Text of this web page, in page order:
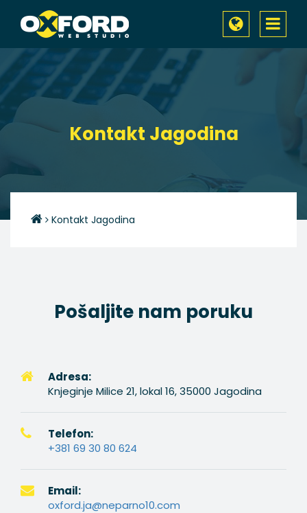
Toggle
Kontakt Jagodina
Kontakt Jagodina
Pošaljite nam poruku
Adresa:
Knjeginje Milice 21, lokal 16, 35000 Jagodina
Telefon:
+381 69 30 80 624
Email:
oxford.ja@neparno10.com